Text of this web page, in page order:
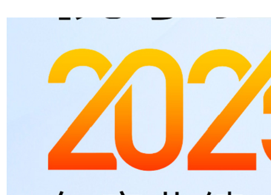
向亚洲、拉美、北美
地区用户开放首批体
验名额。此次测试标
志着公司在海外市场
扩张迈出了关键一